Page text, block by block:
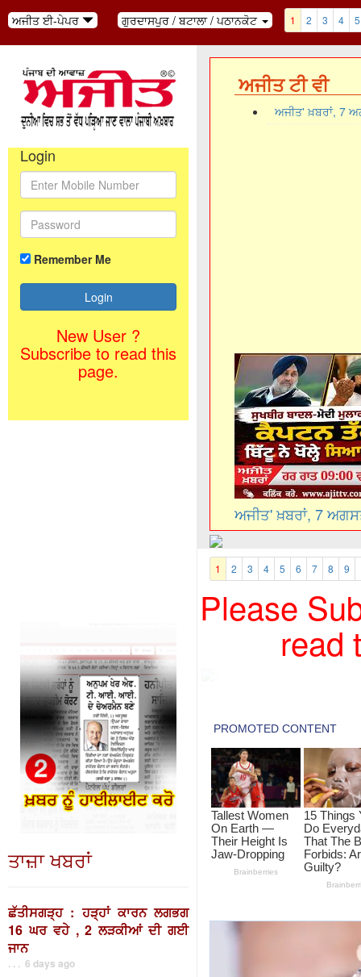
ਅਜੀਤ ਈ-ਪੇਪਰ ਗੁਰਦਾਸਪੁਰ / ਬਟਾਲਾ / ਪਠਾਨਕੋਟ 1 2 3 4 5
Login
Remember Me
New User ?
Subscribe to read this
page.
ਤਾਜ਼ਾ ਖਬਰਾਂ
ਛੱਤੀਸਗੜ੍ਹ : ਹੜ੍ਹਾਂ ਕਾਰਨ ਲਗਭਗ
16 ਘਰ ਵਹੇ , 2 ਲੜਕੀਆਂ ਦੀ ਗਈ
ਜਾਨ
. . . 6 days ago
ਅਜੀਤ ਟੀ ਵੀ
ਅਜੀਤ' ਖ਼ਬਰਾਂ, 7
ਅਜੀਤ' ਖ਼ਬਰਾਂ, 7
1 2 3 4 5 6 7 8 9
Please
read